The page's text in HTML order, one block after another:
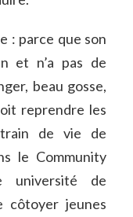
: parce que son
et n’a pas de
beau gosse,
reprendre les
de vie de
le Community
université de
côtoyer jeunes